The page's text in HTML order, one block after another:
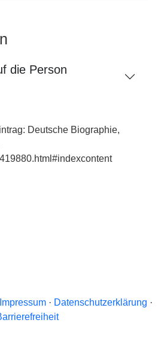
die Person
Deutsche Biographie,
Impressum· Datenschutzerklärung ·